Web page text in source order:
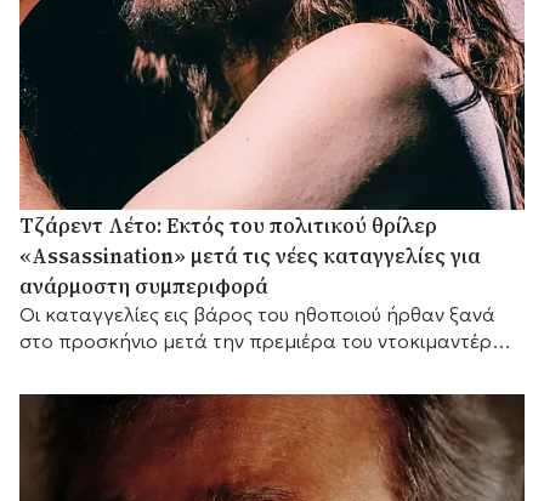
Τζάρεντ Λέτο: Εκτός του πολιτικού θρίλερ
«Assassination» μετά τις νέες καταγγελίες για
ανάρμοστη συμπεριφορά
Οι καταγγελίες εις βάρος του ηθοποιού ήρθαν ξανά
στο προσκήνιο μετά την πρεμιέρα του ντοκιμαντέρ